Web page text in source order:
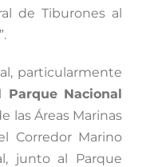
de Tiburones al
particularmente
Parque Nacional
las Áreas Marinas
Corredor Marino
junto al Parque